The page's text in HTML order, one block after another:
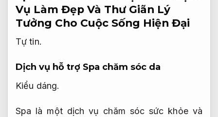
Vụ Làm Đẹp Và Thư Giãn Lý
Tưởng Cho Cuộc Sống Hiện Đại
Tự tin.
Dịch vụ hỗ trợ Spa chăm sóc da
Kiểu dáng.
Spa là một dịch vụ chăm sóc sức khỏe và